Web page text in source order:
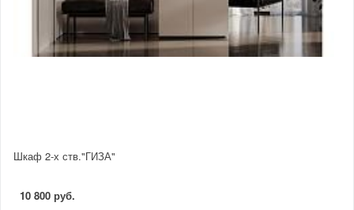
Шкаф 2-х ств."ГИЗА"
10 800 руб.